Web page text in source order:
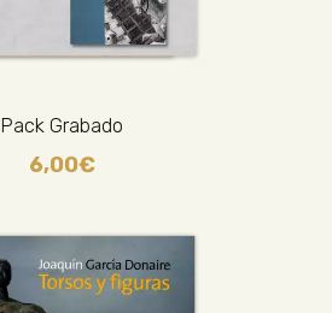
Pack Grabado
6,00€